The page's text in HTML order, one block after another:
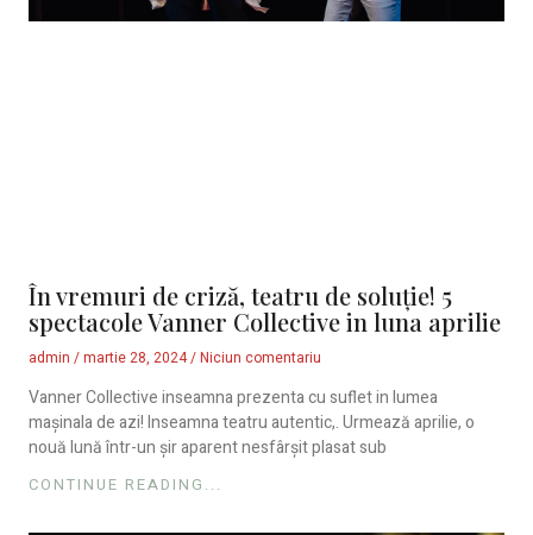
În vremuri de criză, teatru de soluție! 5
spectacole Vanner Collective in luna aprilie
admin martie 28, 2024 Niciun comentariu
Vanner Collective inseamna prezenta cu suflet in lumea
mașinala de azi! Inseamna teatru autentic,. Urmează aprilie, o
nouă lună într-un șir aparent nesfârșit plasat sub
CONTINUE READING...